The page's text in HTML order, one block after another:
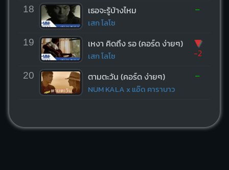
18 เธอจะรู้บ้างไหม
เสก โลโซ
-
19 เหงา คิดถึง รอ (คอร์ด ง่ายๆ)
เสก โลโซ
▼
-2
20 ตามตะวัน (คอร์ด ง่ายๆ)
NUM KALA x แอ๊ด คาราบาว
-